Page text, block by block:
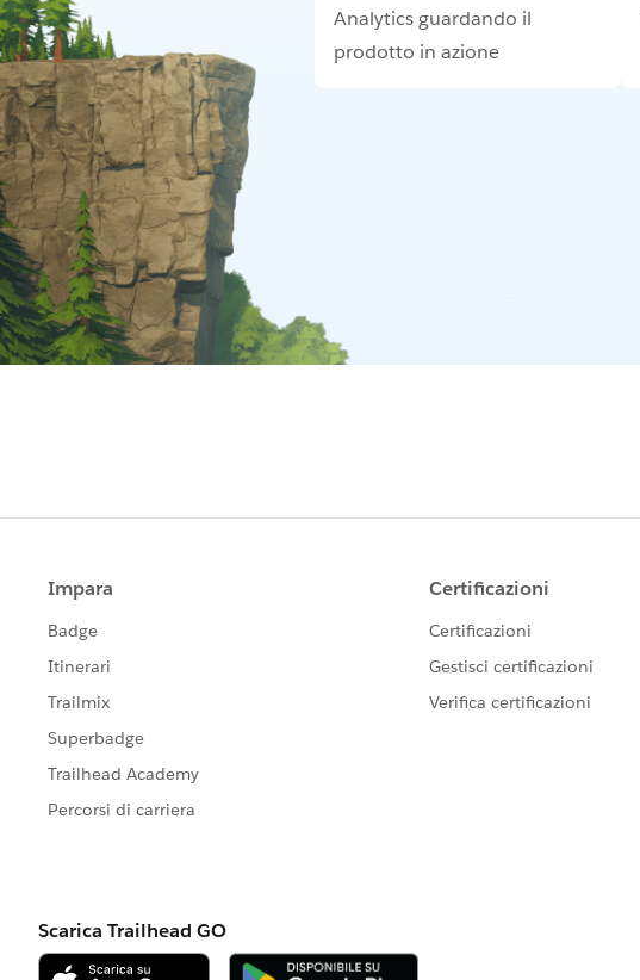
Analytics guardando il
prodotto in azione